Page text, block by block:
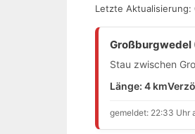
Letzte Aktualisierung:
Großburgwedel
Stau zwischen
Länge: 4 km
gemeldet: 22:33 Uhr